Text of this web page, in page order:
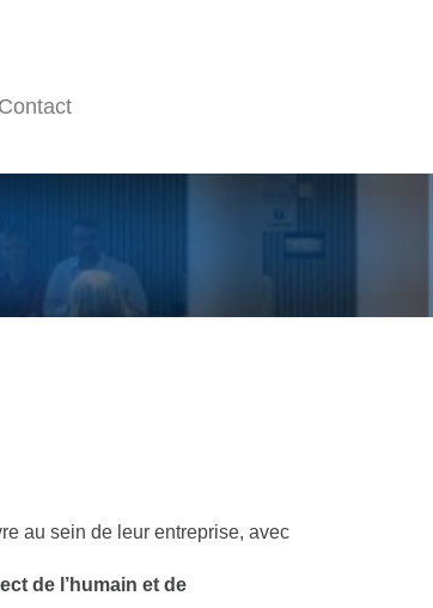
Contact
au sein de leur entreprise, avec
de l’humain et de